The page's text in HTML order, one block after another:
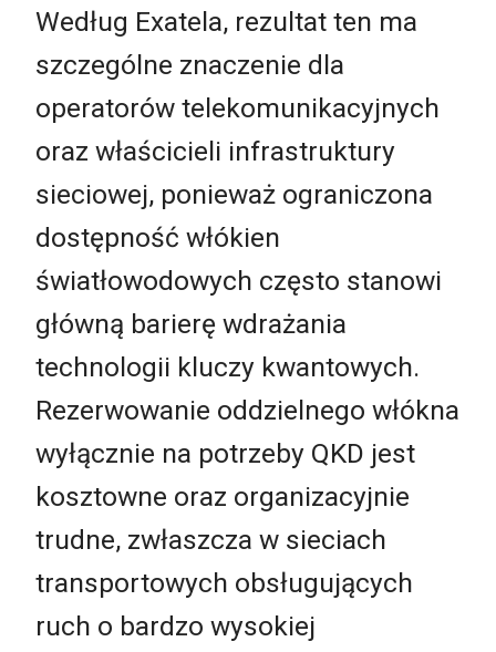
Według Exatela, rezultat ten ma
szczególne znaczenie dla
operatorów telekomunikacyjnych
oraz właścicieli infrastruktury
sieciowej, ponieważ ograniczona
dostępność włókien
światłowodowych często stanowi
główną barierę wdrażania
technologii kluczy kwantowych.
Rezerwowanie oddzielnego włókna
wyłącznie na potrzeby QKD jest
kosztowne oraz organizacyjnie
trudne, zwłaszcza w sieciach
transportowych obsługujących
ruch o bardzo wysokiej